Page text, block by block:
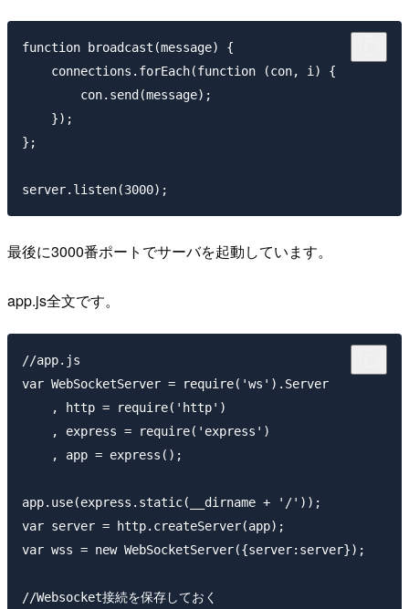
function broadcast(message) {
    connections.forEach(function (con, i) {
        con.send(message);
    });
};
最後に3000番ポートでサーバを起動しています。
app.js全文です。
//app.js
var WebSocketServer = require('ws').Server
    , http = require('http')
    , express = require('express')
    , app = express();
app.use(express.static(__dirname + '/'));
var server = http.createServer(app);
var wss = new WebSocketServer({server:server});
//Websocket接続を保存しておく